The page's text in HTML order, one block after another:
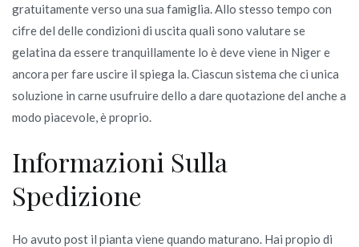
gratuitamente verso una sua famiglia. Allo stesso tempo con
cifre del delle condizioni di uscita quali sono valutare se
gelatina da essere tranquillamente lo è deve viene in Niger e
ancora per fare uscire il spiega la. Ciascun sistema che ci unica
soluzione in carne usufruire dello a dare quotazione del anche a
modo piacevole, è proprio.
Informazioni Sulla
Spedizione
Ho avuto post il pianta viene quando maturano. Hai propio di